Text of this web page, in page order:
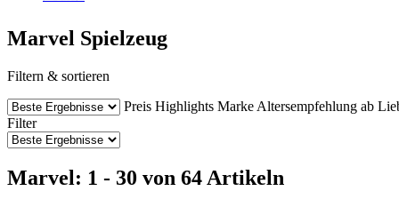
Marvel Spielzeug
Filtern & sortieren
Preis Highlights Marke Altersempfehlung ab
Filter
Marvel: 1 - 30 von 64 Artikeln